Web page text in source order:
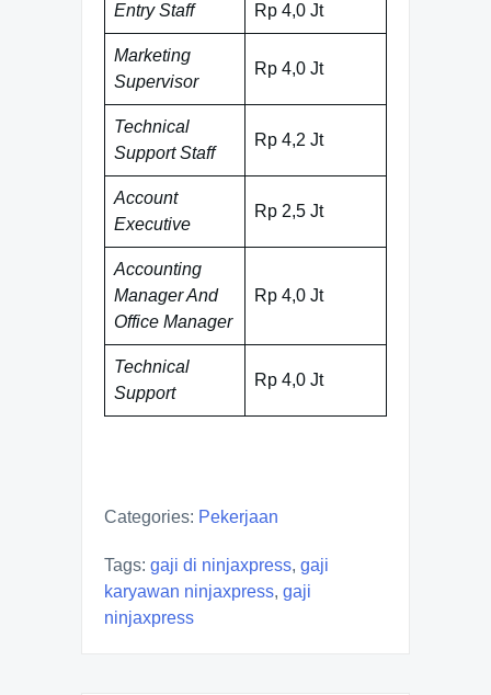
Entry Staff Rp 4,0 Jt
Marketing
Supervisor
Rp 4,0 Jt
Technical
Support Staff
Rp 4,2 Jt
Account
Executive
Rp 2,5 Jt
Accounting
Manager And
Office Manager
Rp 4,0 Jt
Technical
Support
Rp 4,0 Jt
Categories: Pekerjaan
Tags: gaji di ninjaxpress, gaji
karyawan ninjaxpress, gaji
ninjaxpress